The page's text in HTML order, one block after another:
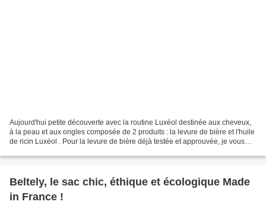
Aujourd'hui petite découverte avec la routine Luxéol destinée aux cheveux,
à la peau et aux ongles composée de 2 produits : la levure de bière et l'huile
de ricin Luxéol . Pour la levure de bière déjà testée et approuvée, je vous
Beltely, le sac chic, éthique et écologique Made
in France !